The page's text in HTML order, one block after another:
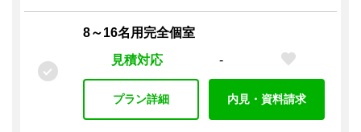
8～16名用完全個室
見積対応
-
プラン詳細 内見・資料請求